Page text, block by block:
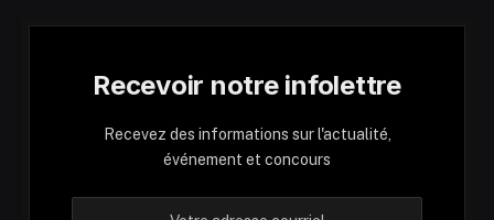
Recevoir notre infolettre
Recevez des informations sur l'actualité,
événement et concours